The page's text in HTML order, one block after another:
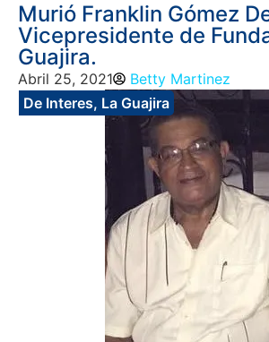
Murió Franklin Gómez
Vicepresidente de
Guajira.
Abril 25, 2021
Betty Martinez
De Interes, La Guajira